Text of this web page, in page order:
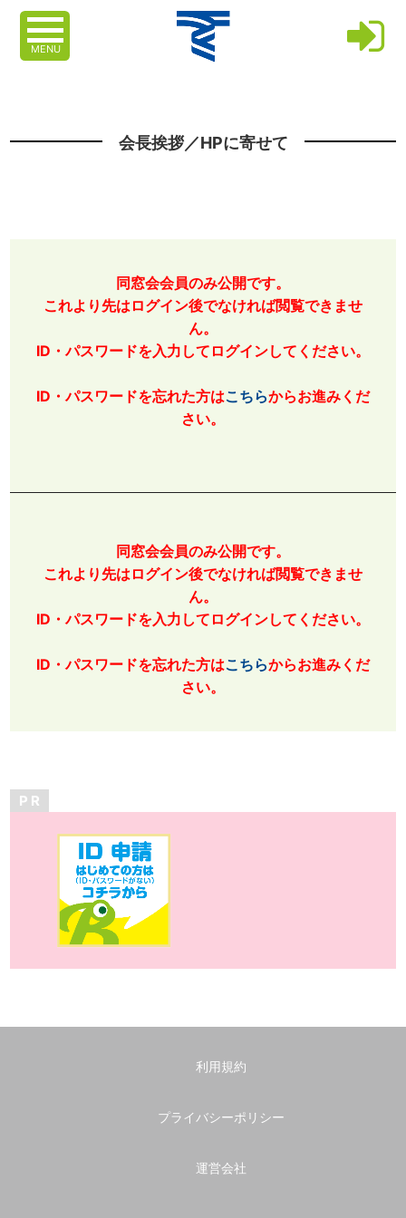
MENU
会長挨拶／HPに寄せて
同窓会会員のみ公開です。
これより先はログイン後でなければ閲覧できませ
ん。
ID・パスワードを入力してログインしてください。
ID・パスワードを忘れた方はこちらからお進みくだ
さい。
同窓会会員のみ公開です。
これより先はログイン後でなければ閲覧できませ
ん。
ID・パスワードを入力してログインしてください。
ID・パスワードを忘れた方はこちらからお進みくだ
さい。
P R
利用規約
プライバシーポリシー
運営会社